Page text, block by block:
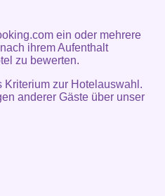
ein oder mehrere
ihrem Aufenthalt
zu bewerten.
zur Hotelauswahl.
anderer Gäste über unser